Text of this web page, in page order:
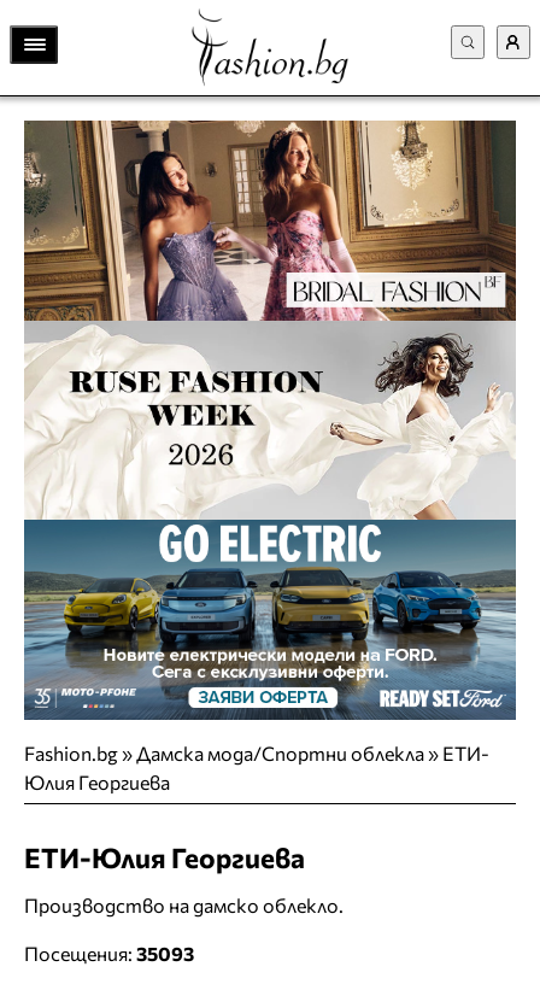
Fashion.bg»Дамска мода/Спортни облекла» ЕТИ-
Юлия Георгиева
ЕТИ-Юлия Георгиева
Производство на дамско облекло.
Посещения: 35093